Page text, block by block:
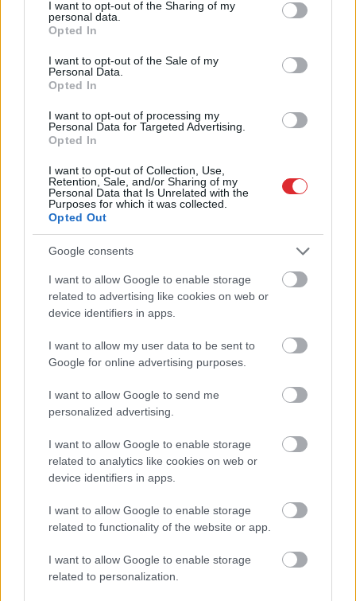
not limited to your visit or usage behaviour. You may click to
grant or deny consent to Google and its third-party tags to
use your data for below specified purposes in below Google
consent section.
I want to opt-out of the Sharing of my
personal data.
Opted In
I want to opt-out of the Sale of my
Personal Data.
Opted In
I want to opt-out of processing my
Personal Data for Targeted Advertising.
Opted In
I want to opt-out of Collection, Use,
Retention, Sale, and/or Sharing of my
Personal Data that Is Unrelated with the
Purposes for which it was collected.
Opted Out
Google consents
I want to allow Google to enable storage
related to advertising like cookies on web or
device identifiers in apps.
I want to allow my user data to be sent to
Google for online advertising purposes.
I want to allow Google to send me
personalized advertising.
I want to allow Google to enable storage
related to analytics like cookies on web or
device identifiers in apps.
I want to allow Google to enable storage
related to functionality of the website or app.
I want to allow Google to enable storage
related to personalization.
valsts drošībai
vēlēšanās, skaidro
FOTO. “Vai tas ir normāli?”
Guntars veikalā nopērk
tomātu, taču, pārgriežot to
uz pusēm, viņu sagaida
pārsteigums
Bagātā Krievijas
kaimiņvalsts praktiski
TESTS. Ja vari izlasīt
vārdus, kas apgriezti
Atcelt Ziņot